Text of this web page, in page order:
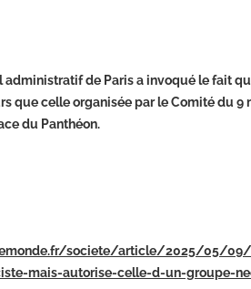
administratif de Paris a invoqué le fait
que celle organisée par le Comité du 9
du Panthéon.
societe/article/2025/05/
mais-autorise-celle-d-un-groupe-